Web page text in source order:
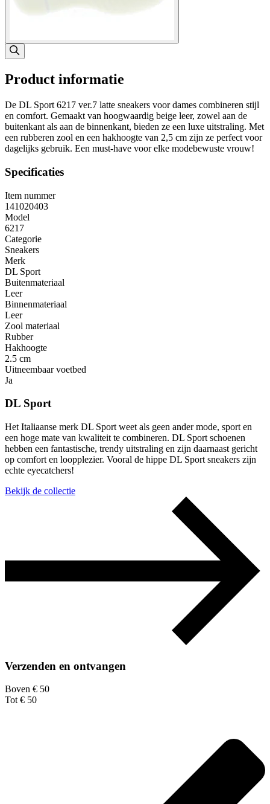
Product informatie
De DL Sport 6217 ver.7 latte sneakers voor dames combineren stijl
en comfort. Gemaakt van hoogwaardig beige leer, zowel aan de
buitenkant als aan de binnenkant, bieden ze een luxe uitstraling. Met
een rubberen zool en een hakhoogte van 2,5 cm zijn ze perfect voor
dagelijks gebruik. Een must-have voor elke modebewuste vrouw!
Specificaties
Item nummer
141020403
Model
6217
Categorie
Sneakers
Merk
DL Sport
Buitenmateriaal
Leer
Binnenmateriaal
Leer
Zool materiaal
Rubber
Hakhoogte
2.5 cm
Uitneembaar voetbed
Ja
DL Sport
Het Italiaanse merk DL Sport weet als geen ander mode, sport en
een hoge mate van kwaliteit te combineren. DL Sport schoenen
hebben een fantastische, trendy uitstraling en zijn daarnaast gericht
op comfort en loopplezier. Vooral de hippe DL Sport sneakers zijn
echte eyecatchers!
Bekijk de collectie
Verzenden en ontvangen
Boven € 50
Tot € 50